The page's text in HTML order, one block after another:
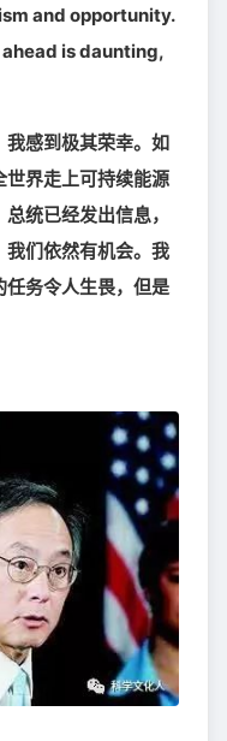
and opportunity.
is daunting,
感到极其荣幸。如
世界走上可持续能源
统已经发出信息，
我们依然有机会。我
务令人生畏，但是